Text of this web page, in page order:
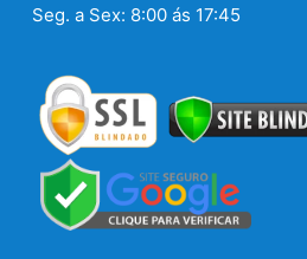
Seg. a Sex: 8:00 ás 17:45